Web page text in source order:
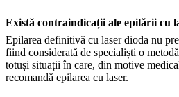
Există contraindicații ale epilării cu
Epilarea definitivă cu laser dioda nu
fiind considerată de specialiști o
totuși situații în care, din motive
recomandă epilarea cu laser.